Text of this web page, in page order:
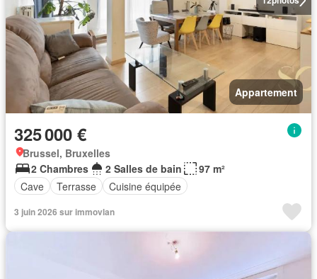
Appartement
325 000 €
Brussel, Bruxelles
2 Chambres
2 Salles de bain
97 m²
Cave
Terrasse Cuisine équipée
3 juin 2026 sur immovlan